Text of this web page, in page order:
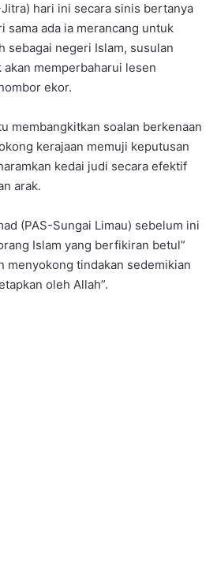
hari ini secara sinis bertanya
sama ada ia merancang untuk
sebagai negeri Islam, susulan
memperbaharui lesen
ekor.
membangkitkan soalan berkenaan
kerajaan memuji keputusan
kedai judi secara efektif
arak.
(PAS-Sungai Limau) sebelum ini
Islam yang berfikiran betul”
menyokong tindakan sedemikian
oleh Allah”.